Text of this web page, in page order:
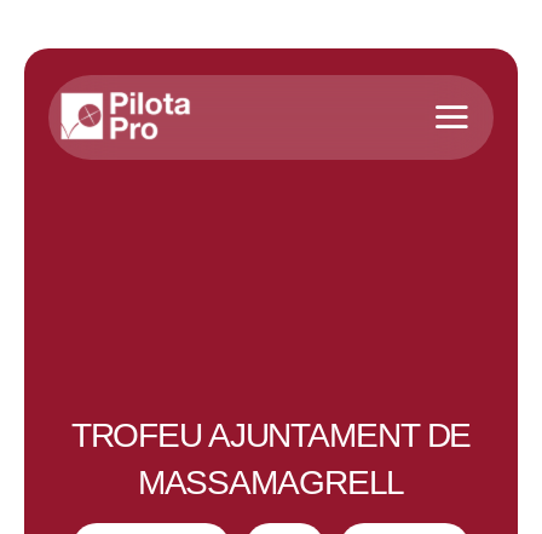
Saltar
contenido
TROFEU AJUNTAMENT DE
MASSAMAGRELL